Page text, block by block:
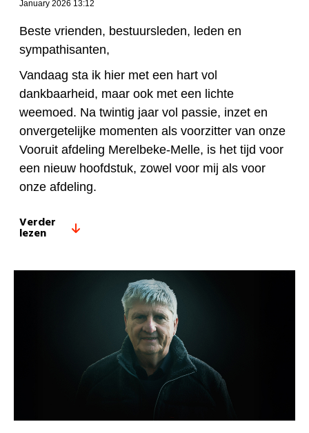
January 2026 13:12
Beste vrienden, bestuursleden, leden en
sympathisanten,
Vandaag sta ik hier met een hart vol
dankbaarheid, maar ook met een lichte
weemoed. Na twintig jaar vol passie, inzet en
onvergetelijke momenten als voorzitter van onze
Vooruit afdeling Merelbeke-Melle, is het tijd voor
een nieuw hoofdstuk, zowel voor mij als voor
onze afdeling.
Verder
lezen